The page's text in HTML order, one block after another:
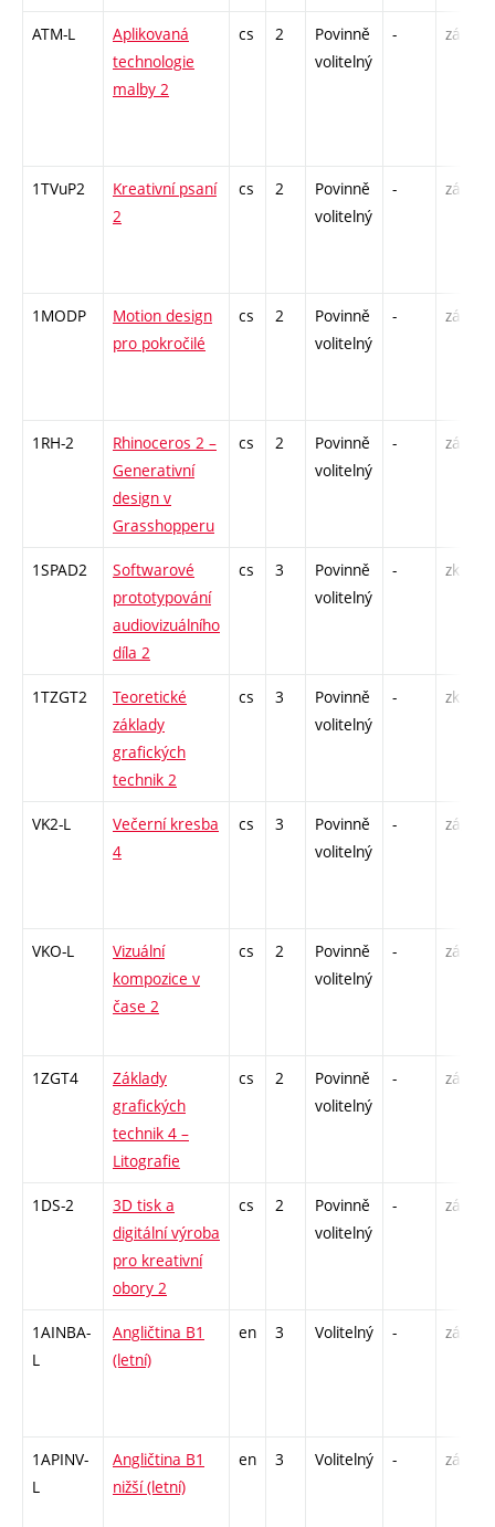
ATM-L
Aplikovaná
technologie
malby 2
cs 2
Povinně
volitelný
- zá
1TVuP2
Kreativní psaní
2
cs 2
Povinně
volitelný
- zá
1MODP
Motion design
pro pokročilé
cs 2
Povinně
volitelný
- zá
1RH-2
Rhinoceros 2 –
Generativní
design v
Grasshopperu
cs 2
Povinně
volitelný
- zá
1SPAD2
Softwarové
prototypování
audiovizuálního
díla 2
cs 3
Povinně
volitelný
- zk
1TZGT2
Teoretické
základy
grafických
technik 2
cs 3
Povinně
volitelný
- zk
VK2-L
Večerní kresba
4
cs 3
Povinně
volitelný
- zá,zk
VKO-L
Vizuální
kompozice v
čase 2
cs 2
Povinně
volitelný
- zá
1ZGT4
Základy
grafických
technik 4 –
Litografie
cs 2
Povinně
volitelný
- zá
1DS-2
3D tisk a
digitální výroba
pro kreativní
obory 2
cs 2
Povinně
volitelný
- zá
1AINBA-
L
Angličtina B1
(letní)
en 3 Volitelný - zá,zk
1APINV-
L
Angličtina B1
nižší (letní)
en 3 Volitelný - zá